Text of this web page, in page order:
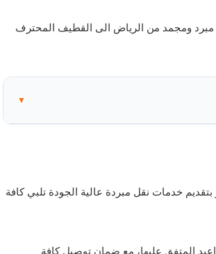
مبرد ومجمد من الرياض الى القطيف المحترف
▼
خدمات نقل مبردة عالية الجودة تلبي كافة
المتفق عليها، مع ضمان توصيل كافة